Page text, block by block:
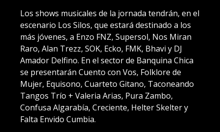
Los shows musicales de la jornada tendrán, en el
escenario Los Silos, que estará destinado a los
más jóvenes, a Enzo FNZ, Supersol, Nos Miran
Raro, Alan Trezz, SOK, Ecko, FMK, Bhavi y DJ
Amador Delfino. En el sector de Banquina Chica
se presentarán Cuento con Vos, Folklore de
Mujer, Equisono, Cuarteto Gitano, Taconeando
Tangos Trío + Valeria Arias, Pura Zambo,
Confusa Algarabía, Creciente, Helter Skelter y
Falta Envido Cumbia.